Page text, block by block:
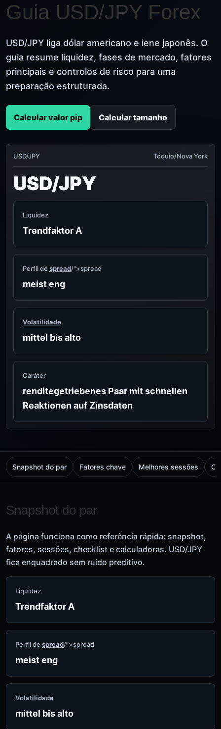
Guia USD/JPY Forex
USD/JPY liga dólar americano e iene japonês. O
guia resume liquidez, fases de mercado, fatores
principais e controlos de risco para uma
preparação estruturada.
Calcular valor pip Calcular tamanho
USD/JPY Tóquio/Nova York
USD/JPY
Liquidez
Trendfaktor A
Perfil de spread/">spread
meist eng
Volatilidade
mittel bis alto
Caráter
renditegetriebenes Paar mit schnellen
Reaktionen auf Zinsdaten
Snapshot do par Fatores chave Melhores sessões
Snapshot do par
A página funciona como referência rápida: snapshot,
fatores, sessões, checklist e calculadoras. USD/JPY
fica enquadrado sem ruído preditivo.
Liquidez
Trendfaktor A
Perfil de spread/">spread
meist eng
Volatilidade
mittel bis alto